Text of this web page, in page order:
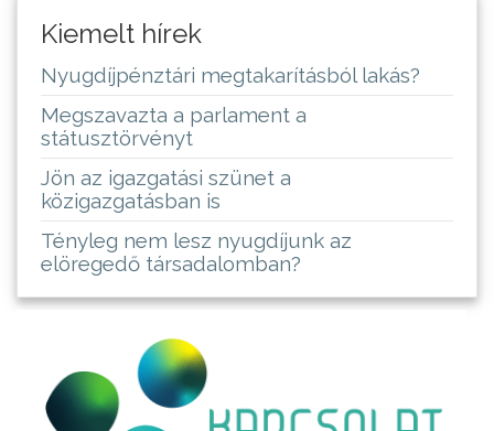
Kiemelt hírek
Nyugdíjpénztári megtakarításból lakás?
Megszavazta a parlament a
státusztörvényt
Jön az igazgatási szünet a
közigazgatásban is
Tényleg nem lesz nyugdíjunk az
elöregedő társadalomban?